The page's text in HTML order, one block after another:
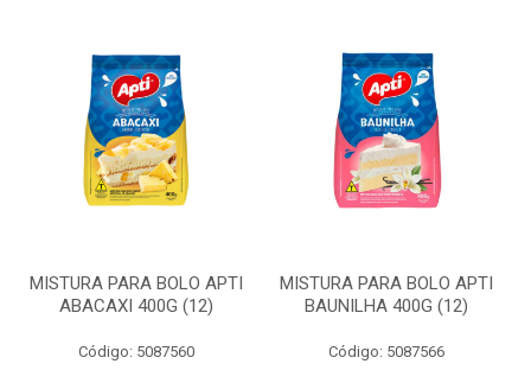
MISTURA PARA BOLO APTI
ABACAXI 400G (12)
Código: 5087560
MISTURA PARA BOLO APTI
BAUNILHA 400G (12)
Código: 5087566